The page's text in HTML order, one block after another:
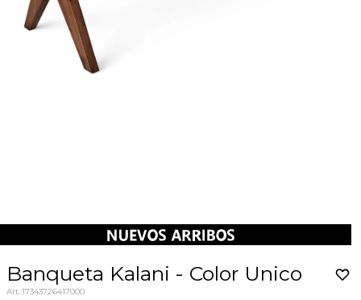
Banqueta Kalani - Color Unico
17343726417000